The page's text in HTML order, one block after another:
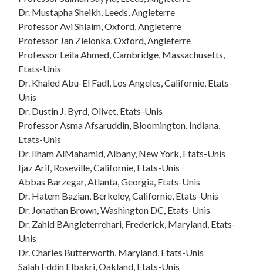
Dr. Mustapha Sheikh, Leeds, Angleterre
Professor Avi Shlaim, Oxford, Angleterre
Professor Jan Zielonka, Oxford, Angleterre
Professor Leila Ahmed, Cambridge, Massachusetts,
Etats-Unis
Dr. Khaled Abu-El Fadl, Los Angeles, Californie, Etats-
Unis
Dr. Dustin J. Byrd, Olivet, Etats-Unis
Professor Asma Afsaruddin, Bloomington, Indiana,
Etats-Unis
Dr. Ilham AlMahamid, Albany, New York, Etats-Unis
Ijaz Arif, Roseville, Californie, Etats-Unis
Abbas Barzegar, Atlanta, Georgia, Etats-Unis
Dr. Hatem Bazian, Berkeley, Californie, Etats-Unis
Dr. Jonathan Brown, Washington DC, Etats-Unis
Dr. Zahid BAngleterrehari, Frederick, Maryland, Etats-
Unis
Dr. Charles Butterworth, Maryland, Etats-Unis
Salah Eddin Elbakri, Oakland, Etats-Unis